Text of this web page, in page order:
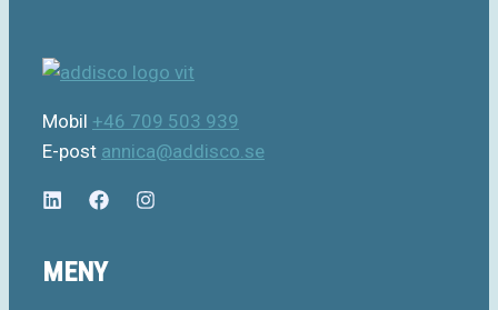
Mobil +46 709 503 939
E-post annica@addisco.se
MENY